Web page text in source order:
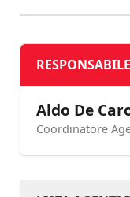
Aldo De
Coordinatore